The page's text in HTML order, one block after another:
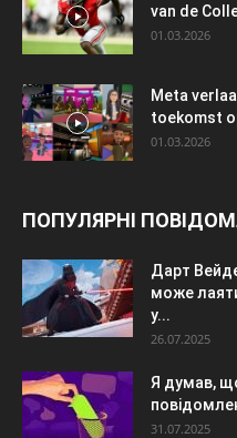
van de
01.03.2026
Meta
toekomst
01.03.2026
ПОПУЛЯРНІ
Дарт
може
у...
26.07.2025
Я думав,
31.07.2025